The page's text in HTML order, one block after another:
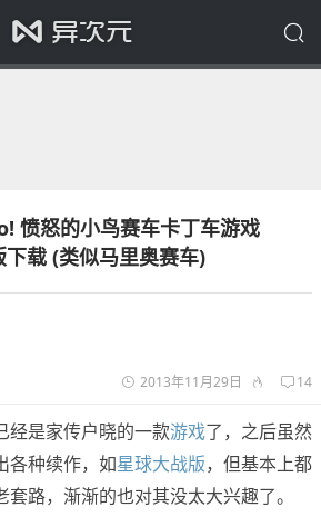
愤怒的小鸟赛车卡丁车游戏
载 (类似马里奥赛车)
2013年11月29日 14
经是家传户晓的一款游戏了，之后虽然
各种续作，如星球大战版，但基本上都
路，渐渐的也对其没太大兴趣了。